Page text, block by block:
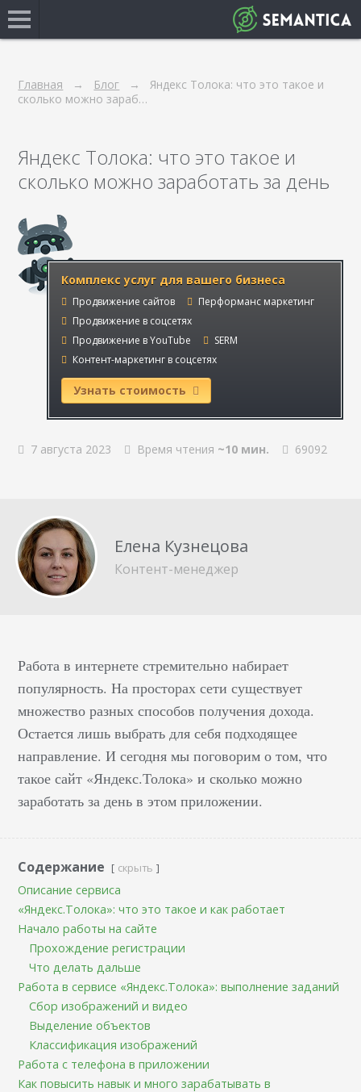
Главная Блог
Яндекс Толока: что это такое и
сколько можно зараб…
Яндекс Толока: что это такое и
сколько можно заработать за день
Комплекс услуг для вашего бизнеса
Продвижение сайтов
Перформанс маркетинг
Продвижение в соцсетях
Продвижение в YouTube
SERM
Контент-маркетинг в соцсетях
Узнать стоимость
7 августа 2023 Время чтения ~10 мин. 69092
Елена Кузнецова
Контент-менеджер
Работа в интернете стремительно набирает
популярность. На просторах сети существует
множество разных способов получения дохода.
Остается лишь выбрать для себя подходящее
направление. И сегодня мы поговорим о том, что
такое сайт «Яндекс.Толока» и сколько можно
заработать за день в этом приложении.
Содержание скрыть
Описание сервиса
«Яндекс.Толока»: что это такое и как работает
Начало работы на сайте
Прохождение регистрации
Что делать дальше
Работа в сервисе «Яндекс.Толока»: выполнение заданий
Сбор изображений и видео
Выделение объектов
Классификация изображений
Работа с телефона в приложении
Как повысить навык и много зарабатывать в